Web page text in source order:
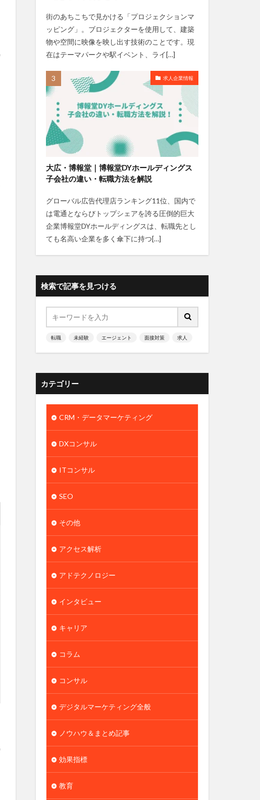
街のあちこちで見かける「プロジェクションマ
ッピング」。ブロジェクターを使用して、建築
物や空間に映像を映し出す技術のことです。現
在はテーマパークや駅イベント、ライ[…]
求人企業情報
大広・博報堂｜博報堂DYホールディングス
子会社の違い・転職方法を解説
グローバル広告代理店ランキング11位、国内で
は電通とならびトップシェアを誇る圧倒的巨大
企業博報堂DYホールディングスは、転職先とし
ても名高い企業を多く傘下に持つ[…]
検索で記事を見つける
転職 未経験 エージェント 面接対策 求人
カテゴリー
CRM・データマーケティング
DXコンサル
ITコンサル
SEO
その他
アクセス解析
アドテクノロジー
インタビュー
キャリア
コラム
コンサル
デジタルマーケティング全般
ノウハウ＆まとめ記事
効果指標
教育